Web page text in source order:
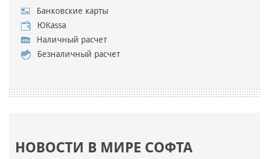
Банковские карты
ЮKassa
Наличный расчет
Безналичный расчет
НОВОСТИ В МИРЕ СОФТА